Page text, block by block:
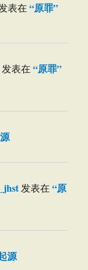
表在“原罪”
发表在“原罪”
发表在“原
源